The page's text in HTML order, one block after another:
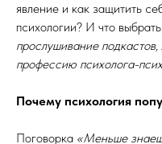
явление и как защитить
психологии? И что
прослушивание
профессию психолога-
Почему психология
Поговорка «Меньше